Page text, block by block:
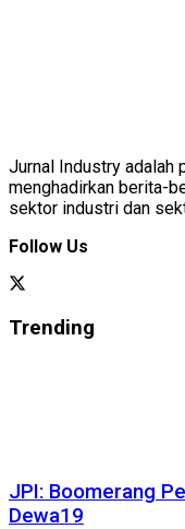
Jurnal Industry adalah
menghadirkan berita-
sektor industri dan
Follow Us
Trending
JPI: Boomerang
Dewa19